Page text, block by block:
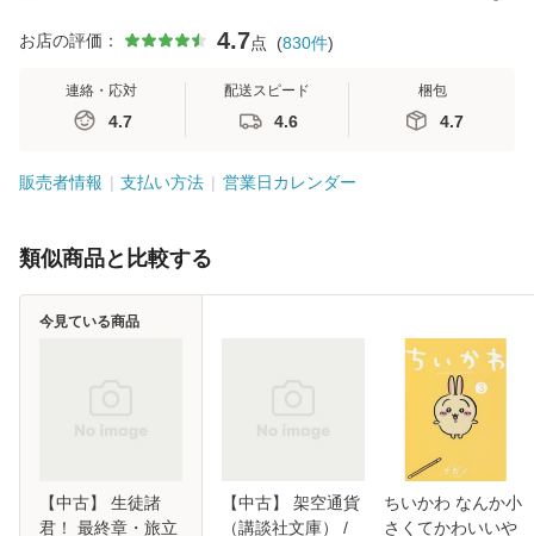
お店の評価： 4.7点 (830件)
連絡・応対
4.7
配送スピード
4.6
梱包
4.7
販売者情報 支払い方法 営業日カレンダー
類似商品と比較する
【中古】 生徒諸
君！ 最終章・旅立
今見ている商品
【中古】 架空通貨
（講談社文庫） /
ちいかわ なんか小
さくてかわいいや